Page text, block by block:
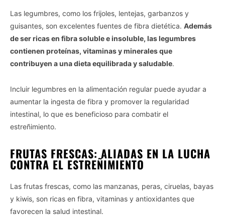
Las legumbres, como los frijoles, lentejas, garbanzos y
guisantes, son excelentes fuentes de fibra dietética. Además
de ser ricas en fibra soluble e insoluble, las legumbres
contienen proteínas, vitaminas y minerales que
contribuyen a una dieta equilibrada y saludable.
Incluir legumbres en la alimentación regular puede ayudar a
aumentar la ingesta de fibra y promover la regularidad
intestinal, lo que es beneficioso para combatir el
estreñimiento.
FRUTAS FRESCAS: ALIADAS EN LA LUCHA
CONTRA EL ESTREÑIMIENTO
Las frutas frescas, como las manzanas, peras, ciruelas, bayas
y kiwis, son ricas en fibra, vitaminas y antioxidantes que
favorecen la salud intestinal.